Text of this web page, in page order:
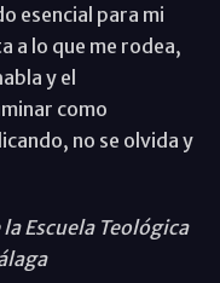
esencial para mi
a lo que me rodea,
y el
como
no se olvida y
Escuela Teológica